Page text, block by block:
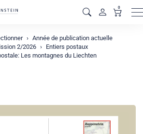
0
Année de publication actuelle
2/2026
Entiers postaux
Les montagnes du Liechten